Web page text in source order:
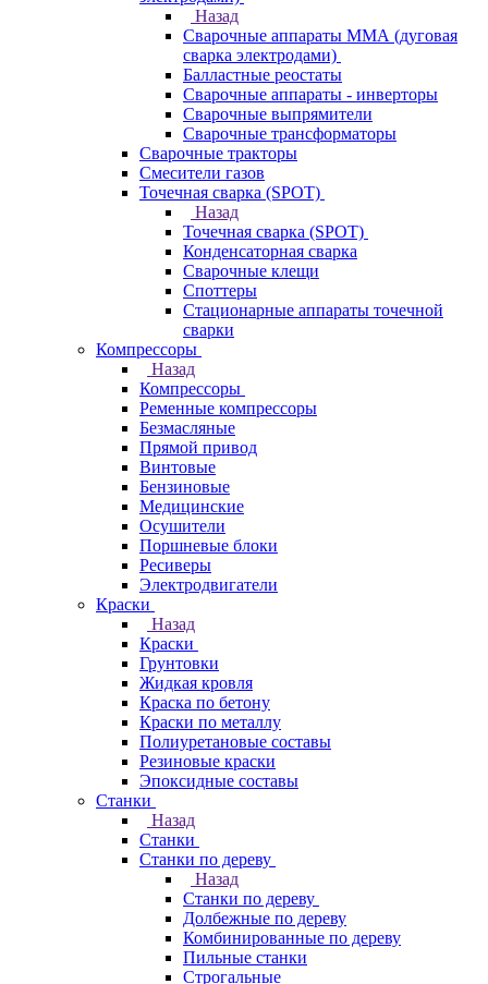
Назад
Сварочные аппараты ММА (дуговая
сварка электродами)
Балластные реостаты
Сварочные аппараты - инверторы
Сварочные выпрямители
Сварочные трансформаторы
Сварочные тракторы
Смесители газов
Точечная сварка (SPOT)
Назад
Точечная сварка (SPOT)
Конденсаторная сварка
Сварочные клещи
Споттеры
Стационарные аппараты точечной
сварки
Компрессоры
Назад
Компрессоры
Ременные компрессоры
Безмасляные
Прямой привод
Винтовые
Бензиновые
Медицинские
Осушители
Поршневые блоки
Ресиверы
Электродвигатели
Краски
Назад
Краски
Грунтовки
Жидкая кровля
Краска по бетону
Краски по металлу
Полиуретановые составы
Резиновые краски
Эпоксидные составы
Станки
Назад
Станки
Станки по дереву
Назад
Станки по дереву
Долбежные по дереву
Комбинированные по дереву
Пильные станки
Строгальные